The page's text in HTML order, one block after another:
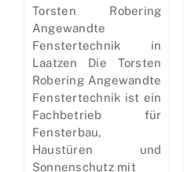
Torsten Robering
Angewandte
Fenstertechnik in
Laatzen Die Torsten
Robering Angewandte
Fenstertechnik ist ein
Fachbetrieb für
Fensterbau,
Haustüren und
Sonnenschutz mit